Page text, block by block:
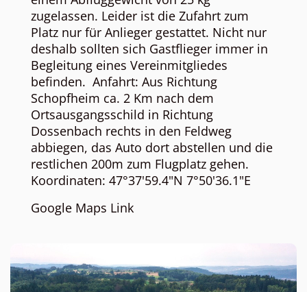
zugelassen. Leider ist die Zufahrt zum
Platz nur für Anlieger gestattet. Nicht nur
deshalb sollten sich Gastflieger immer in
Begleitung eines Vereinmitgliedes
befinden. Anfahrt: Aus Richtung
Schopfheim ca. 2 Km nach dem
Ortsausgangsschild in Richtung
Dossenbach rechts in den Feldweg
abbiegen, das Auto dort abstellen und die
restlichen 200m zum Flugplatz gehen.
Koordinaten: 47°37'59.4"N 7°50'36.1"E
Google Maps Link